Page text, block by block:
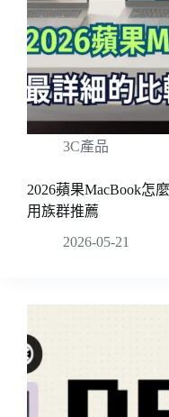
3C產品
2026蘋果MacBook怎
用族群推薦
2026-05-21